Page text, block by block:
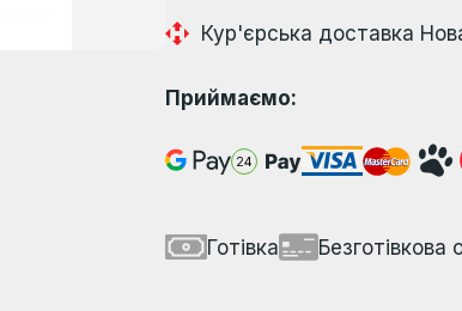
Кур'єрська доставка
Приймаємо:
Готівка Безготівкова